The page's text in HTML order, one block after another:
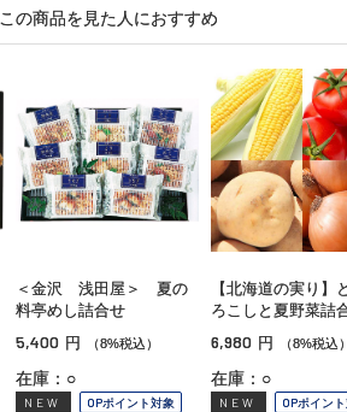
この商品を見た人におすすめ
＜金沢 浅田屋＞ 夏の
料亭めし詰合せ
5,400 円 （8%税込）
在庫：○
NEW
OPポイント対象
【北海道の実り】
ろこしと夏野菜詰
6,980 円 （8%税込
在庫：○
NEW
OPポイン